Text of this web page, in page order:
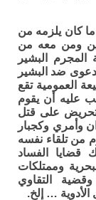
ما كان يلزمه من
ومن معه من
المجرم البشير
ضد البشير
العمومية تقع
عليه أن يقوم
على قتل
وأمري وكجبار
من تلقاء نفسه
قضايا الفساد
وممتلكات
التقاوي
… إلخ.